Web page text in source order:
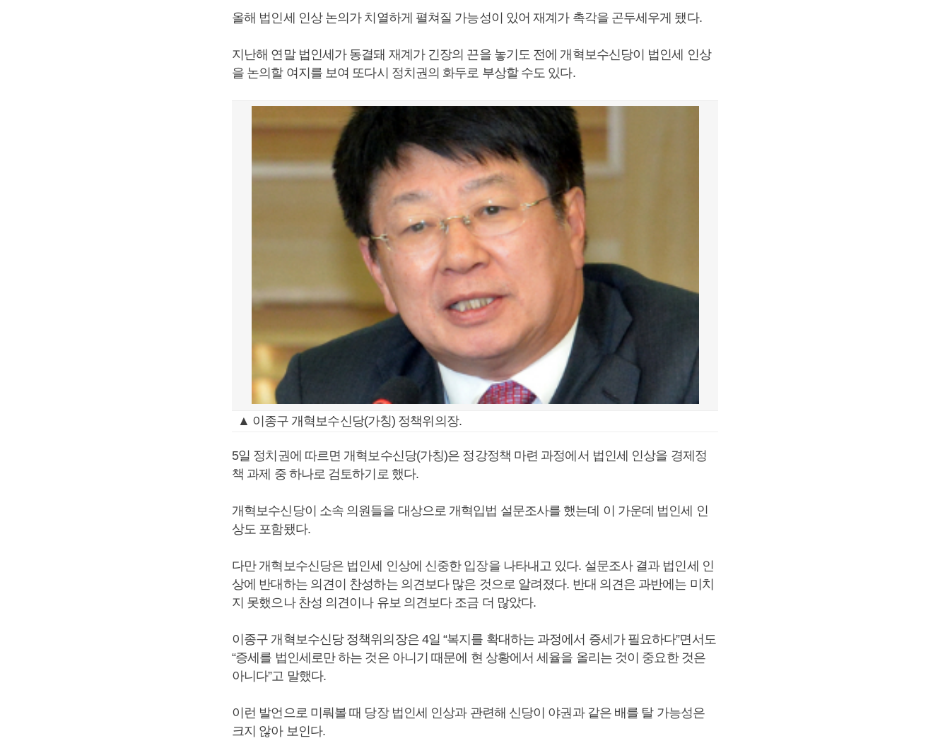
올해 법인세 인상 논의가 치열하게 펼쳐질 가능성이 있어 재계가 촉각을 곤두세우게 됐다.
지난해 연말 법인세가 동결돼 재계가 긴장의 끈을 놓기도 전에 개혁보수신당이 법인세 인상
을 논의할 여지를 보여 또다시 정치권의 화두로 부상할 수도 있다.
▲ 이종구 개혁보수신당(가칭) 정책위의장.
5일 정치권에 따르면 개혁보수신당(가칭)은 정강정책 마련 과정에서 법인세 인상을 경제정
책 과제 중 하나로 검토하기로 했다.
개혁보수신당이 소속 의원들을 대상으로 개혁입법 설문조사를 했는데 이 가운데 법인세 인
상도 포함됐다.
다만 개혁보수신당은 법인세 인상에 신중한 입장을 나타내고 있다. 설문조사 결과 법인세 인
상에 반대하는 의견이 찬성하는 의견보다 많은 것으로 알려졌다. 반대 의견은 과반에는 미치
지 못했으나 찬성 의견이나 유보 의견보다 조금 더 많았다.
이종구 개혁보수신당 정책위의장은 4일 “복지를 확대하는 과정에서 증세가 필요하다”면서도
“증세를 법인세로만 하는 것은 아니기 때문에 현 상황에서 세율을 올리는 것이 중요한 것은
아니다”고 말했다.
이런 발언으로 미뤄볼 때 당장 법인세 인상과 관련해 신당이 야권과 같은 배를 탈 가능성은
크지 않아 보인다.